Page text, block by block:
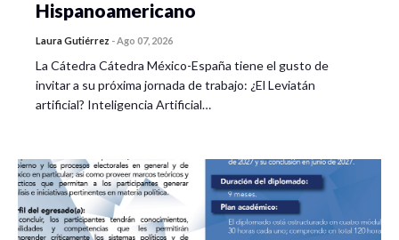
Hispanoamericano
Laura Gutiérrez - Ago 07, 2026
La Cátedra Cátedra México-España tiene el gusto de
invitar a su próxima jornada de trabajo: ¿El Leviatán
artificial? Inteligencia Artificial…